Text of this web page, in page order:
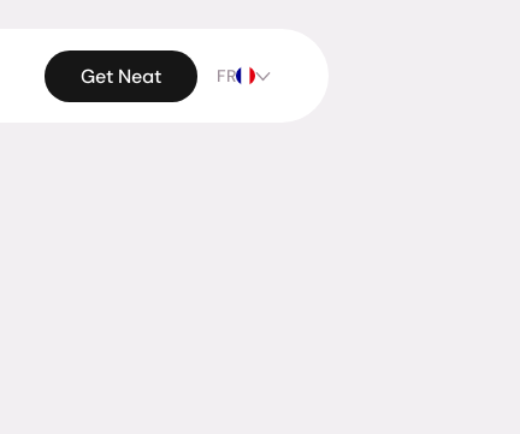
Get Neat FR